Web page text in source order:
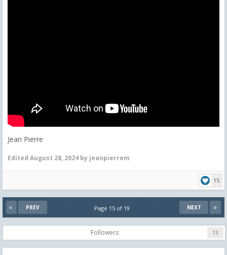
Jean Pierre
Edited August 28, 2024 by jeanpierrem
15
PREV NEXT
Page 15 of 19
Followers 13